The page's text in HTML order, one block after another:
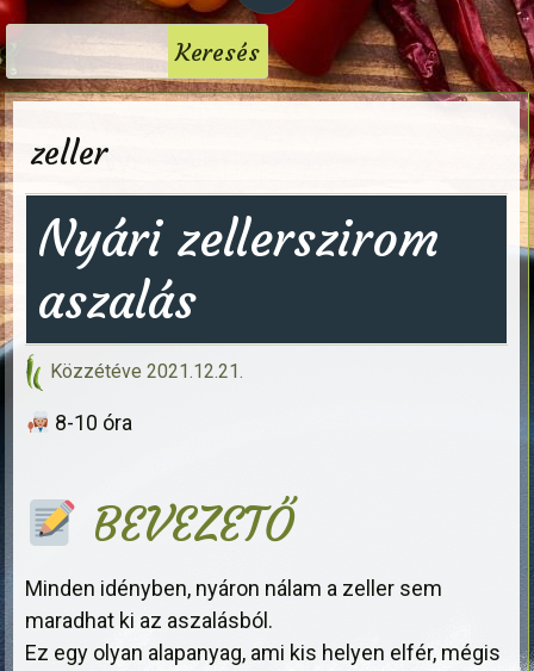
zeller
Nyári zellerszirom
aszalás
Közzétéve 2021.12.21.
8-10 óra
BEVEZETŐ
Minden idényben, nyáron nálam a zeller sem
maradhat ki az aszalásból.
Ez egy olyan alapanyag, ami kis helyen elfér, mégis